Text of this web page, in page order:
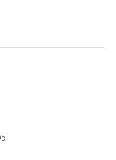
ません。
、第三者への提供の停
だいたうえで、合理的